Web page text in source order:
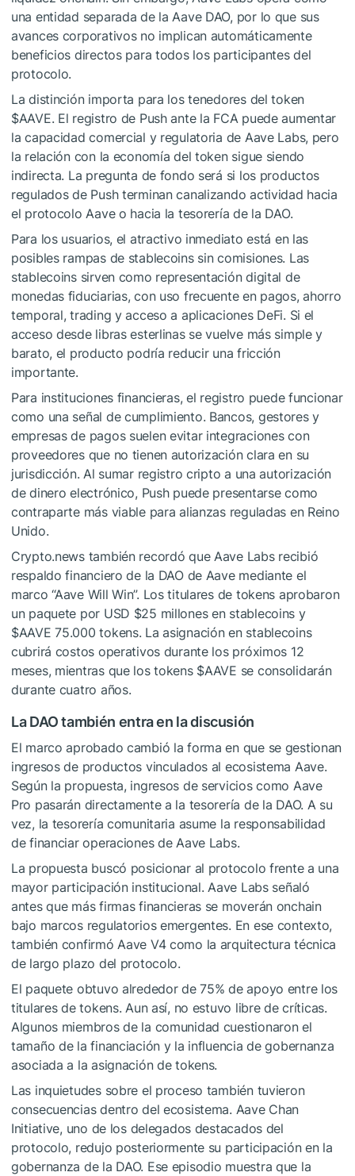
una entidad separada de la Aave DAO, por lo que sus
avances corporativos no implican automáticamente
beneficios directos para todos los participantes del
protocolo.
La distinción importa para los tenedores del token
$AAVE. El registro de Push ante la FCA puede aumentar
la capacidad comercial y regulatoria de Aave Labs, pero
la relación con la economía del token sigue siendo
indirecta. La pregunta de fondo será si los productos
regulados de Push terminan canalizando actividad hacia
el protocolo Aave o hacia la tesorería de la DAO.
Para los usuarios, el atractivo inmediato está en las
posibles rampas de stablecoins sin comisiones. Las
stablecoins sirven como representación digital de
monedas fiduciarias, con uso frecuente en pagos, ahorro
temporal, trading y acceso a aplicaciones DeFi. Si el
acceso desde libras esterlinas se vuelve más simple y
barato, el producto podría reducir una fricción
importante.
Para instituciones financieras, el registro puede funcionar
como una señal de cumplimiento. Bancos, gestores y
empresas de pagos suelen evitar integraciones con
proveedores que no tienen autorización clara en su
jurisdicción. Al sumar registro cripto a una autorización
de dinero electrónico, Push puede presentarse como
contraparte más viable para alianzas reguladas en Reino
Unido.
Crypto.news también recordó que Aave Labs recibió
respaldo financiero de la DAO de Aave mediante el
marco “Aave Will Win”. Los titulares de tokens aprobaron
un paquete por USD $25 millones en stablecoins y
$AAVE 75.000 tokens. La asignación en stablecoins
cubrirá costos operativos durante los próximos 12
meses, mientras que los tokens $AAVE se consolidarán
durante cuatro años.
La DAO también entra en la discusión
El marco aprobado cambió la forma en que se gestionan
ingresos de productos vinculados al ecosistema Aave.
Según la propuesta, ingresos de servicios como Aave
Pro pasarán directamente a la tesorería de la DAO. A su
vez, la tesorería comunitaria asume la responsabilidad
de financiar operaciones de Aave Labs.
La propuesta buscó posicionar al protocolo frente a una
mayor participación institucional. Aave Labs señaló
antes que más firmas financieras se moverán onchain
bajo marcos regulatorios emergentes. En ese contexto,
también confirmó Aave V4 como la arquitectura técnica
de largo plazo del protocolo.
El paquete obtuvo alrededor de 75% de apoyo entre los
titulares de tokens. Aun así, no estuvo libre de críticas.
Algunos miembros de la comunidad cuestionaron el
tamaño de la financiación y la influencia de gobernanza
asociada a la asignación de tokens.
Las inquietudes sobre el proceso también tuvieron
consecuencias dentro del ecosistema. Aave Chan
Initiative, uno de los delegados destacados del
protocolo, redujo posteriormente su participación en la
gobernanza de la DAO. Ese episodio muestra que la